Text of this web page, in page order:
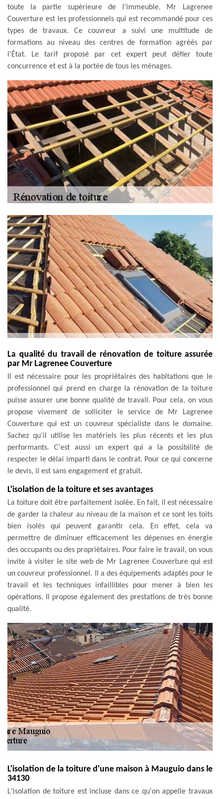
toute la partie supérieure de l'immeuble. Mr Lagrenee
Couverture est les professionnels qui est recommandé pour ces
types de travaux. Ce couvreur a suivi une multitude de
formations au niveau des centres de formation agréés par
l'État. Le tarif proposé par cet expert peut défier toute
concurrence et est à la portée de tous les ménages.
La qualité du travail de rénovation de toiture assurée
par Mr Lagrenee Couverture
Il est nécessaire pour les propriétaires des habitations que le
professionnel qui prend en charge la rénovation de la toiture
puisse assurer une bonne qualité de travail. Pour cela, on vous
propose vivement de solliciter le service de Mr Lagrenee
Couverture qui est un couvreur spécialiste dans le domaine.
Sachez qu'il utilise les matériels les plus récents et les plus
performants. C'est aussi un expert qui a la possibilité de
respecter le délai imparti dans le contrat. Pour ce qui concerne
le devis, il est sans engagement et gratuit.
L'isolation de la toiture et ses avantages
La toiture doit être parfaitement isolée. En fait, il est nécessaire
de garder la chaleur au niveau de la maison et ce sont les toits
bien isolés qui peuvent garantir cela. En effet, cela va
permettre de diminuer efficacement les dépenses en énergie
des occupants ou des propriétaires. Pour faire le travail, on vous
invite à visiter le site web de Mr Lagrenee Couverture qui est
un couvreur professionnel. Il a des équipements adaptés pour le
travail et les techniques infaillibles pour mener à bien les
opérations. Il propose également des prestations de très bonne
qualité.
L'isolation de la toiture d'une maison à Mauguio dans le
34130
L'isolation de toiture est incluse dans ce qu'on appelle travaux